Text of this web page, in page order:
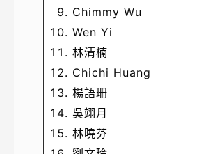
Chimmy Wu
Wen Yi
林清楠
Chichi Huang
楊語珊
吳翊月
林曉芬